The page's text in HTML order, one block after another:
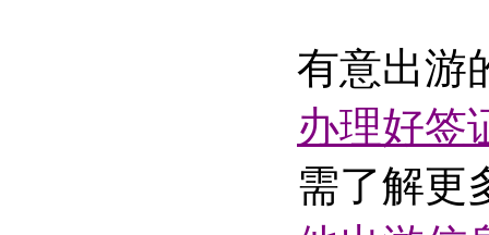
有意出游
办理好签
需了解更